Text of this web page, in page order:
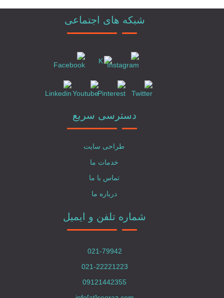
شبکه های اجتماعی
دسترسی سریع
طراحی سایت
خدمات ما
تماس با ما
درباره ما
شماره تلفن و ایمیل
021-79942
021-22221223
09121442355